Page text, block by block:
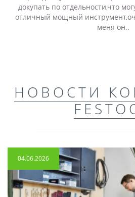
докупать по отдельности,что
отличный мощный
меня он..
НОВОСТИ
04.06.2026